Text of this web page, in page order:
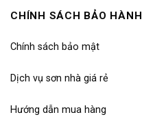
CHÍNH SÁCH BẢO HÀNH
Chính sách bảo mật
Dịch vụ sơn nhà giá rẻ
Hướng dẫn mua hàng